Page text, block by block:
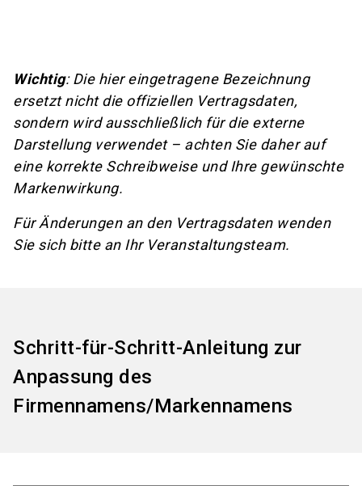
Wichtig: Die hier eingetragene Bezeichnung
ersetzt nicht die offiziellen Vertragsdaten,
sondern wird ausschließlich für die externe
Darstellung verwendet – achten Sie daher auf
eine korrekte Schreibweise und Ihre gewünschte
Markenwirkung.
Für Änderungen an den Vertragsdaten wenden
Sie sich bitte an Ihr Veranstaltungsteam.
Schritt-für-Schritt-Anleitung zur
Anpassung des
Firmennamens/Markennamens